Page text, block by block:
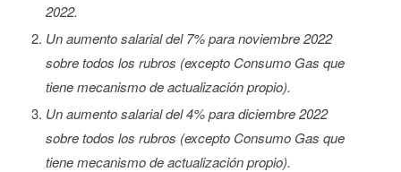
2022.
Un aumento salarial del 7% para noviembre 2022
sobre todos los rubros (excepto Consumo Gas que
tiene mecanismo de actualización propio).
Un aumento salarial del 4% para diciembre 2022
sobre todos los rubros (excepto Consumo Gas que
tiene mecanismo de actualización propio).